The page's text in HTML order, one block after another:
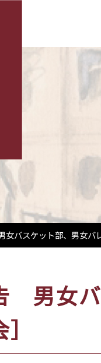
バスケット部、男女バ
男女